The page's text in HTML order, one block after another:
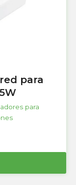
para
para